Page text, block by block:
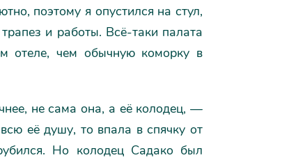
поэтому я опустился на стул,
и работы. Всё-таки палата
отеле, чем обычную коморку в
не сама она, а её колодец, —
её душу, то впала в спячку от
Но колодец Садако был